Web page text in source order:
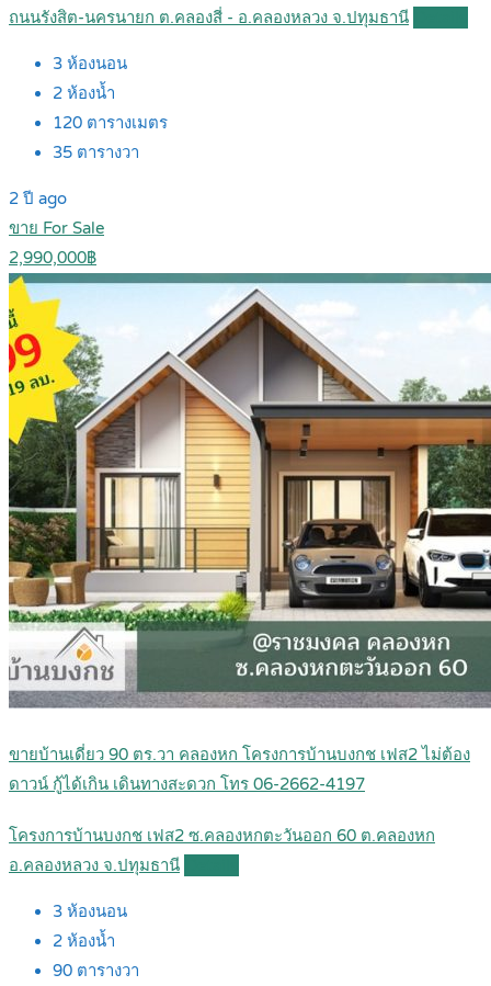
ถนนรังสิต-นครนายก ต.คลองสี่ - อ.คลองหลวง จ.ปทุมธานี
3 ห้องนอน
2 ห้องน้ำ
120 ตารางเมตร
35 ตารางวา
2 ปี ago
ขาย For Sale
2,990,000฿
ขายบ้านเดี่ยว 90 ตร.วา คลองหก โครงการบ้านบงกช เฟส2 ไม่ต้อง
ดาวน์ กู้ได้เกิน เดินทางสะดวก โทร 06-2662-4197
โครงการบ้านบงกช เฟส2 ซ.คลองหกตะวันออก 60 ต.คลองหก
อ.คลองหลวง จ.ปทุมธานี
3 ห้องนอน
2 ห้องน้ำ
90 ตารางวา